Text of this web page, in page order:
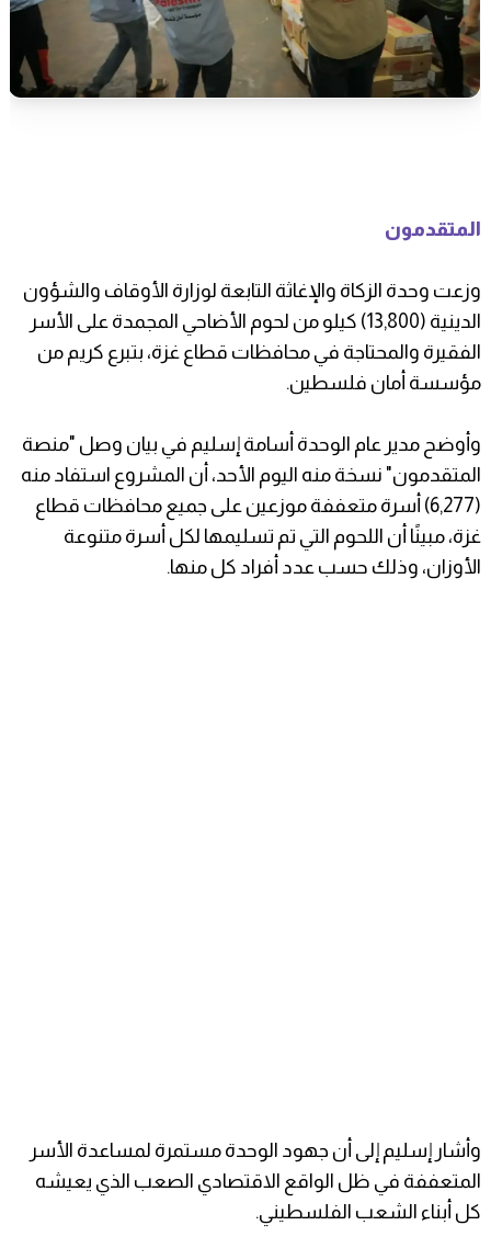
المتقدمون
وزعت وحدة الزكاة والإغاثة التابعة لوزارة الأوقاف والشؤون
الدينية (13,800) كيلو من لحوم الأضاحي المجمدة على الأسر
الفقيرة والمحتاجة في محافظات قطاع غزة، بتبرع كريم من
مؤسسة أمان فلسطين.
وأوضح مدير عام الوحدة أسامة إسليم في بيان وصل "منصة
المتقدمون" نسخة منه اليوم الأحد، أن المشروع استفاد منه
(6,277) أسرة متعففة موزعين على جميع محافظات قطاع
غزة، مبينًا أن اللحوم التي تم تسليمها لكل أسرة متنوعة
الأوزان، وذلك حسب عدد أفراد كل منها.
وأشار إسليم إلى أن جهود الوحدة مستمرة لمساعدة الأسر
المتعففة في ظل الواقع الاقتصادي الصعب الذي يعيشه
كل أبناء الشعب الفلسطيني.